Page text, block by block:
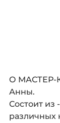
О МАСТЕР-
Анны.
Состоит из
различных